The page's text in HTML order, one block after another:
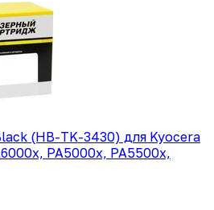
(HB-TK-3430) для Kyocera
PA5000x, PA5500x,